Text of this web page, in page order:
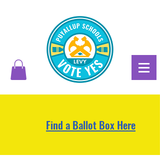
Find a Ballot Box Here